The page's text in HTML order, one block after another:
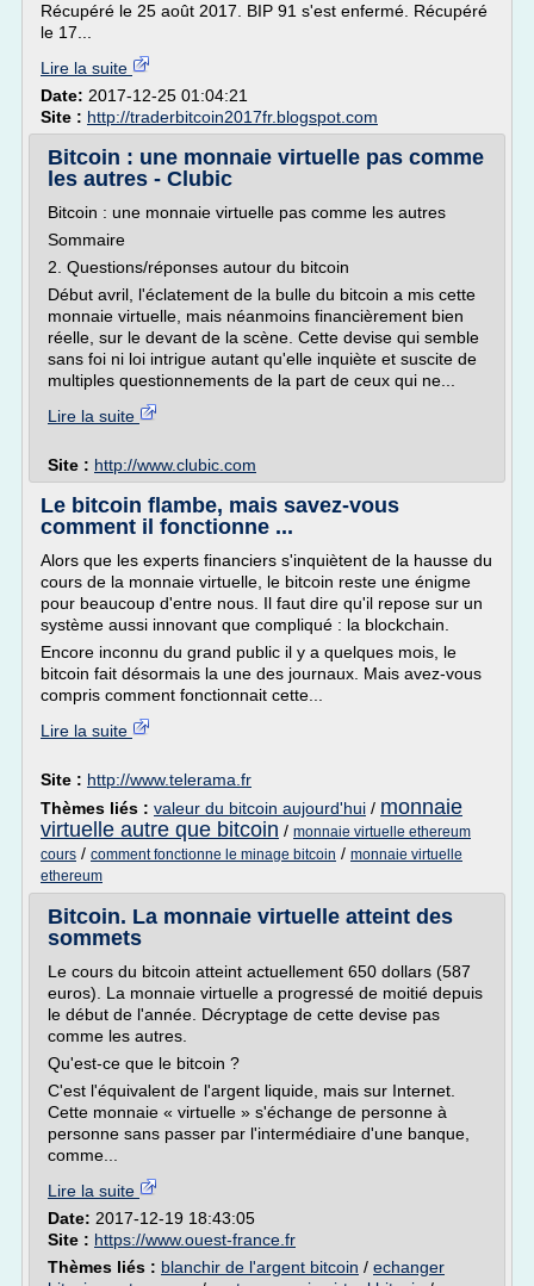
Récupéré le 25 août 2017. BIP 91 s'est enfermé. Récupéré
le 17...
Lire la suite
Date: 2017-12-25 01:04:21
Site : http://traderbitcoin2017fr.blogspot.com
Bitcoin : une monnaie virtuelle pas comme
les autres - Clubic
Bitcoin : une monnaie virtuelle pas comme les autres
Sommaire
2. Questions/réponses autour du bitcoin
Début avril, l'éclatement de la bulle du bitcoin a mis cette
monnaie virtuelle, mais néanmoins financièrement bien
réelle, sur le devant de la scène. Cette devise qui semble
sans foi ni loi intrigue autant qu'elle inquiète et suscite de
multiples questionnements de la part de ceux qui ne...
Lire la suite
Site : http://www.clubic.com
Le bitcoin flambe, mais savez-vous
comment il fonctionne ...
Alors que les experts financiers s'inquiètent de la hausse du
cours de la monnaie virtuelle, le bitcoin reste une énigme
pour beaucoup d'entre nous. Il faut dire qu'il repose sur un
système aussi innovant que compliqué : la blockchain.
Encore inconnu du grand public il y a quelques mois, le
bitcoin fait désormais la une des journaux. Mais avez-vous
compris comment fonctionnait cette...
Lire la suite
Site : http://www.telerama.fr
Thèmes liés : valeur du bitcoin aujourd'hui / monnaie
virtuelle autre que bitcoin / monnaie virtuelle ethereum
cours / comment fonctionne le minage bitcoin / monnaie virtuelle
ethereum
Bitcoin. La monnaie virtuelle atteint des
sommets
Le cours du bitcoin atteint actuellement 650 dollars (587
euros). La monnaie virtuelle a progressé de moitié depuis
le début de l'année. Décryptage de cette devise pas
comme les autres.
Qu'est-ce que le bitcoin ?
C'est l'équivalent de l'argent liquide, mais sur Internet.
Cette monnaie « virtuelle » s'échange de personne à
personne sans passer par l'intermédiaire d'une banque,
comme...
Lire la suite
Date: 2017-12-19 18:43:05
Site : https://www.ouest-france.fr
Thèmes liés : blanchir de l'argent bitcoin / echanger